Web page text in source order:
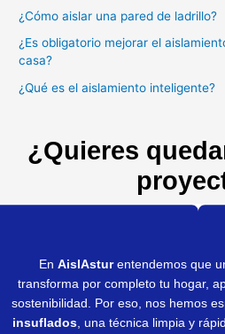
¿Cómo aislar una pared de ladrillo?
¿Es obligatorio mejorar el
casa?
¿Qué es el aislamiento inteligente?
¿Quieres
En AislAsturentendemos que
transforma por completo tu hogar,
sostenibilidad. Por eso, nos hemos
insuflados , una técnica limpia y